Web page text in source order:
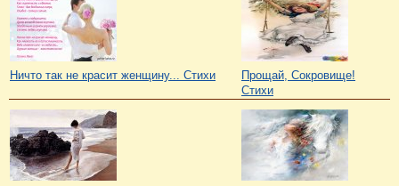
Ничто так не красит женщину... Стихи
Прощай, Сокровище!
Стихи